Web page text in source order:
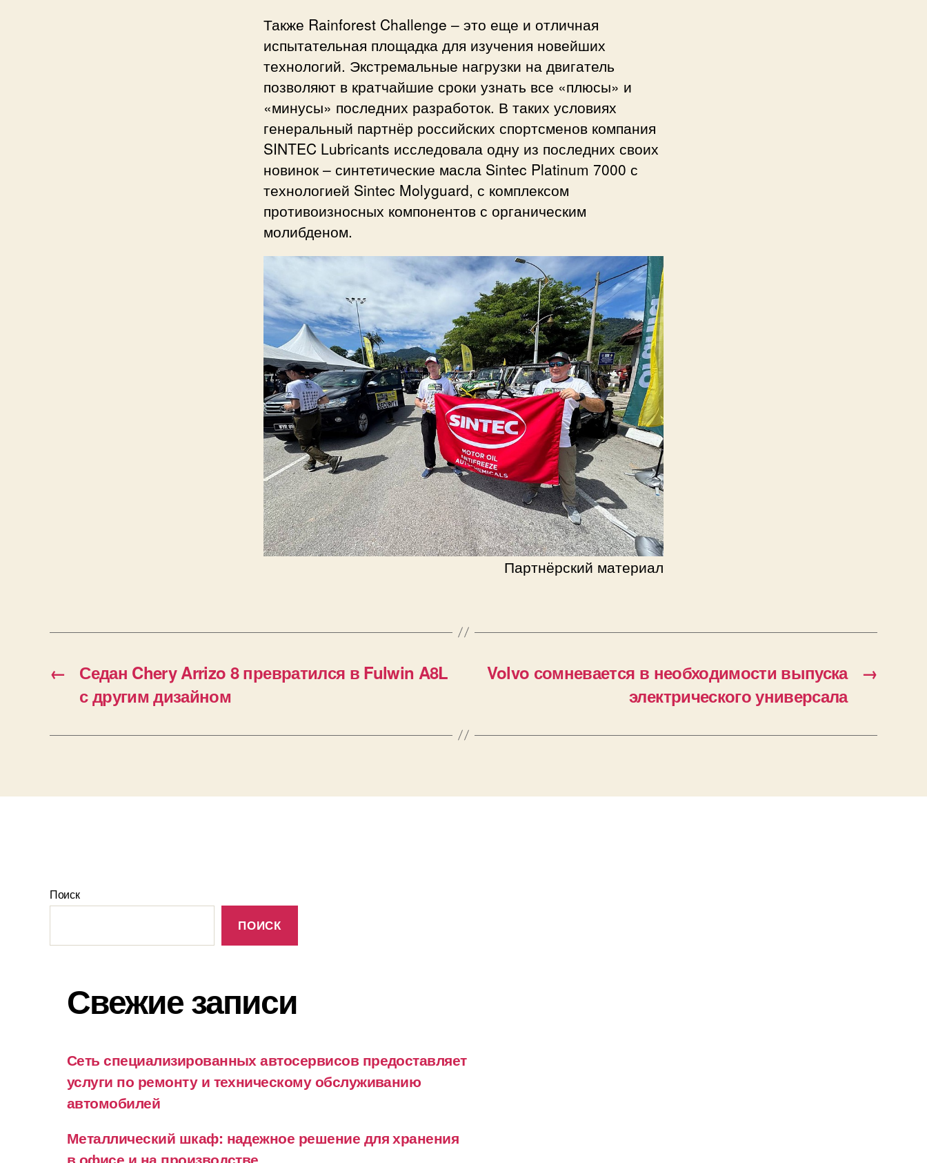
Также Rainforest Challenge – это еще и отличная
испытательная площадка для изучения новейших
технологий. Экстремальные нагрузки на двигатель
позволяют в кратчайшие сроки узнать все «плюсы» и
«минусы» последних разработок. В таких условиях
генеральный партнёр российских спортсменов компания
SINTEC Lubricants исследовала одну из последних своих
новинок – синтетические масла Sintec Platinum 7000 с
технологией Sintec Molyguard, с комплексом
противоизносных компонентов с органическим
молибденом.
Партнёрский материал
←
Седан Chery Arrizo 8 превратился в Fulwin A8L
с другим дизайном
→
Volvo сомневается в необходимости выпуска
электрического универсала
Поиск
ПОИСК
Свежие записи
Сеть специализированных автосервисов предоставляет
услуги по ремонту и техническому обслуживанию
автомобилей
Металлический шкаф: надежное решение для хранения